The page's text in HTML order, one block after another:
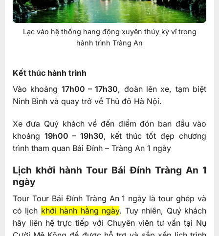
Lạc vào hệ thống hang động xuyên thủy kỳ vĩ trong
hành trình Tràng An
Kết thúc hành trình
Vào khoảng 17h00 – 17h30, đoàn lên xe, tạm biệt
Ninh Bình và quay trở về Thủ đô Hà Nội.
Xe đưa Quý khách về đến điểm đón ban đầu vào
khoảng 19h00 – 19h30, kết thúc tốt đẹp chương
trình tham quan Bái Đính – Tràng An 1 ngày
Lịch khởi hành Tour Bái Đính Tràng An 1
ngày
Tour Tour Bái Đính Tràng An 1 ngày là tour ghép và
có lịch khởi hành hằng ngày. Tuy nhiên, Quý khách
hãy liên hệ trực tiếp với Chuyên viên tư vấn tại Nụ